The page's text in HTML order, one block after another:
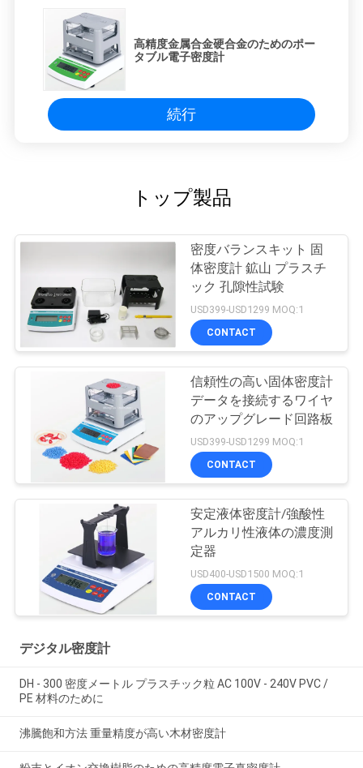
高精度金属合金硬合金のためのポー
タブル電子密度計
続行
トップ製品
密度バランスキット 固
体密度計 鉱山 プラスチ
ック 孔隙性試験
USD399-USD1299 MOQ:1
CONTACT
信頼性の高い固体密度計
データを接続するワイヤ
のアップグレード回路板
USD399-USD1299 MOQ:1
CONTACT
安定液体密度計/強酸性
アルカリ性液体の濃度測
定器
USD400-USD1500 MOQ:1
CONTACT
デジタル密度計
DH - 300 密度メートル プラスチック粒 AC 100V - 240V PVC /
PE 材料のために
沸騰飽和方法 重量精度が高い木材密度計